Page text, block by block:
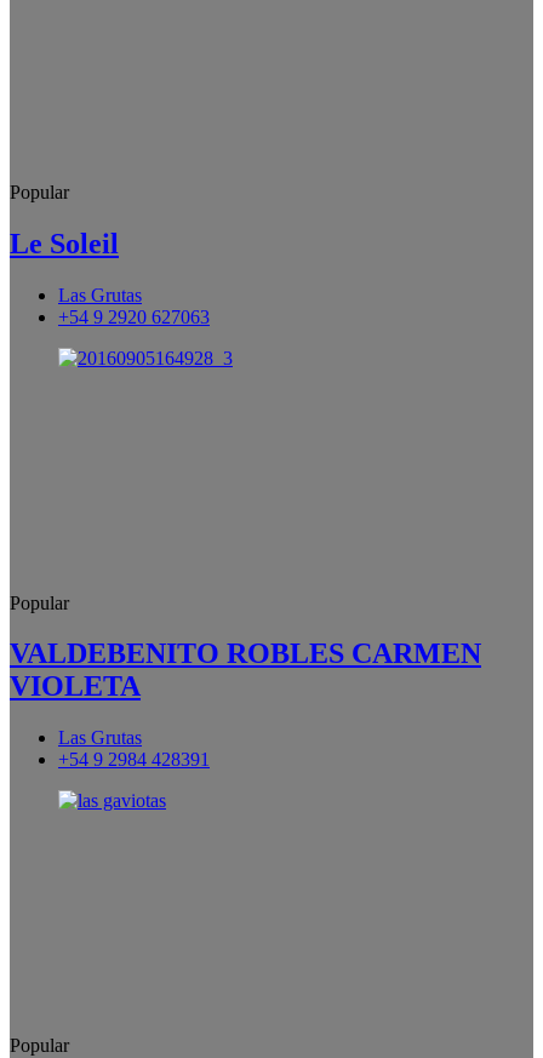
Popular
Le Soleil
Las Grutas
+54 9 2920 627063
Popular
VALDEBENITO ROBLES CARMEN
VIOLETA
Las Grutas
+54 9 2984 428391
Popular